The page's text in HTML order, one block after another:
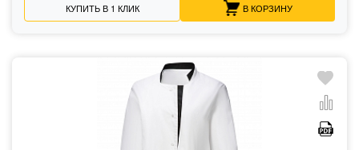
КУПИТЬ В 1 КЛИК В КОРЗИНУ